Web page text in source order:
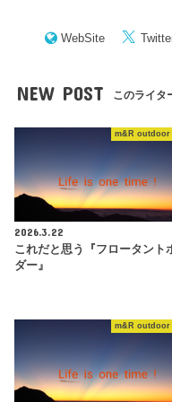
WebSite
NEW POST このライタ
m&R outdoor
2026.3.22
これだと思う『フロータント
ダー』
m&R outdoor